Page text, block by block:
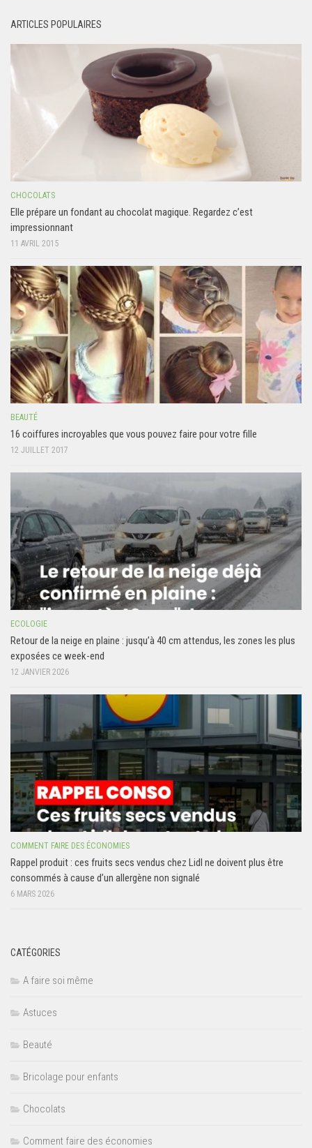
ARTICLES POPULAIRES
CHOCOLATS
Elle prépare un fondant au chocolat magique. Regardez c’est
impressionnant
11 AVRIL 2015
BEAUTÉ
16 coiffures incroyables que vous pouvez faire pour votre fille
12 JUILLET 2017
ECOLOGIE
Retour de la neige en plaine : jusqu’à 40 cm attendus, les zones les plus
exposées ce week-end
12 JANVIER 2026
COMMENT FAIRE DES ÉCONOMIES
Rappel produit : ces fruits secs vendus chez Lidl ne doivent plus être
consommés à cause d’un allergène non signalé
6 MARS 2026
CATÉGORIES
A faire soi même
Astuces
Beauté
Bricolage pour enfants
Chocolats
Comment faire des économies